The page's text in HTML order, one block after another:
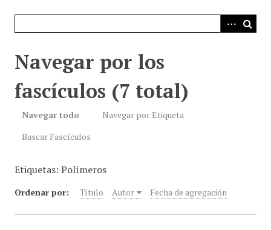
Navegar por los
fascículos (7 total)
Navegar todo
Navegar por Etiqueta
Buscar Fascículos
Etiquetas: Polímeros
Ordenar por: Título Autor Fecha de agregación